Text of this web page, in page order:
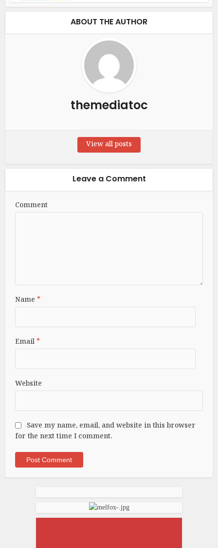
ABOUT THE AUTHOR
themediatoc
View all posts
Leave a Comment
Comment
Name*
Email*
Website
Save my name, email, and website in this browser
for the next time I comment.